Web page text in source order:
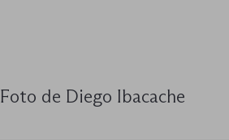
Foto de Diego Ibacache